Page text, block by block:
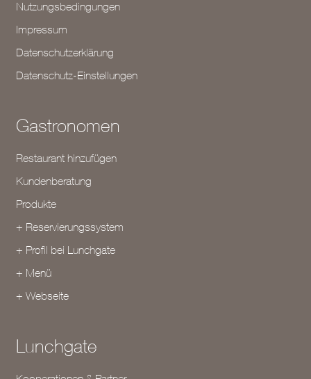
Nutzungsbedingungen
Impressum
Datenschutzerklärung
Datenschutz-Einstellungen
Gastronomen
Restaurant hinzufügen
Kundenberatung
Produkte
+ Reservierungssystem
+ Profil bei Lunchgate
+ Menü
+ Webseite
Lunchgate